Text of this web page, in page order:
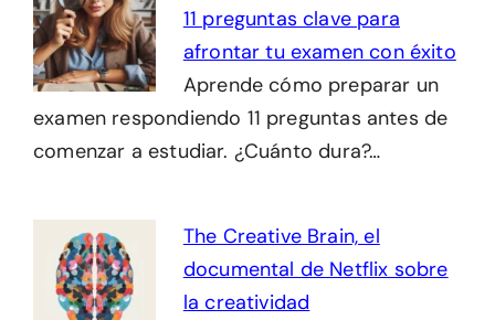
11 preguntas clave para
afrontar tu examen con éxito
Aprende cómo preparar un
examen respondiendo 11 preguntas antes de
comenzar a estudiar. ¿Cuánto dura?…
The Creative Brain, el
documental de Netflix sobre
la creatividad